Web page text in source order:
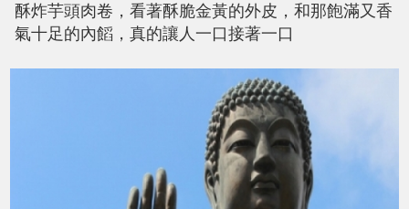
酥炸芋頭肉卷，看著酥脆金黃的外皮，和那飽滿又香
氣十足的內饀，真的讓人一口接著一口